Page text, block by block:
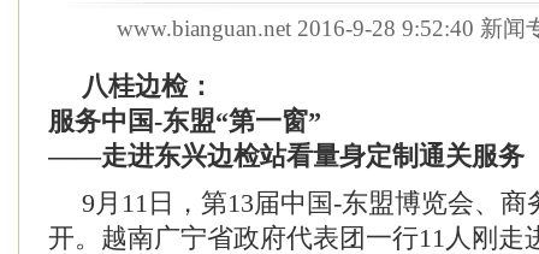
www.bianguan.net2016-9-28 9:52:40 新闻
八桂边检：
服务中国-东盟“第一窗”
——走进东兴边检站看量身定制通关服务
9月11日，第13届中国-东盟博览会、
开。越南广宁省政府代表团一行11人刚走